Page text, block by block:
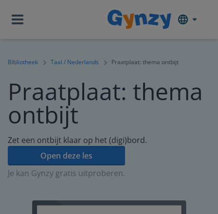
Bibliotheek Taal / Nederlands Praatplaat: thema ontbijt
Praatplaat: thema
ontbijt
Zet een ontbijt klaar op het (digi)bord.
Open deze les
Je kan Gynzy gratis uitproberen.